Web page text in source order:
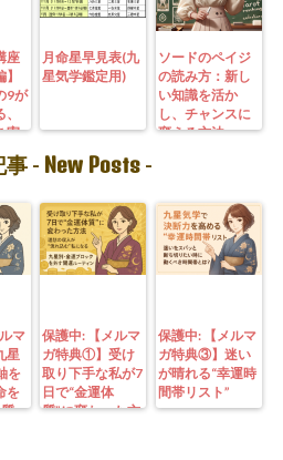
座
9が
寄
月命星早見表(九
星気学鑑定用)
ソードのペイジ
の読み方：新し
い知識を活か
し、チャンスに
変える方法
事 - New Posts -
マ
星
を
を
保護中: 【メルマ
ガ特典①】受け
取り下手な私が7
日で“金運体
質”に変わった方
保護中: 【メルマ
ガ特典③】迷い
が晴れる“幸運時
間帯リスト”